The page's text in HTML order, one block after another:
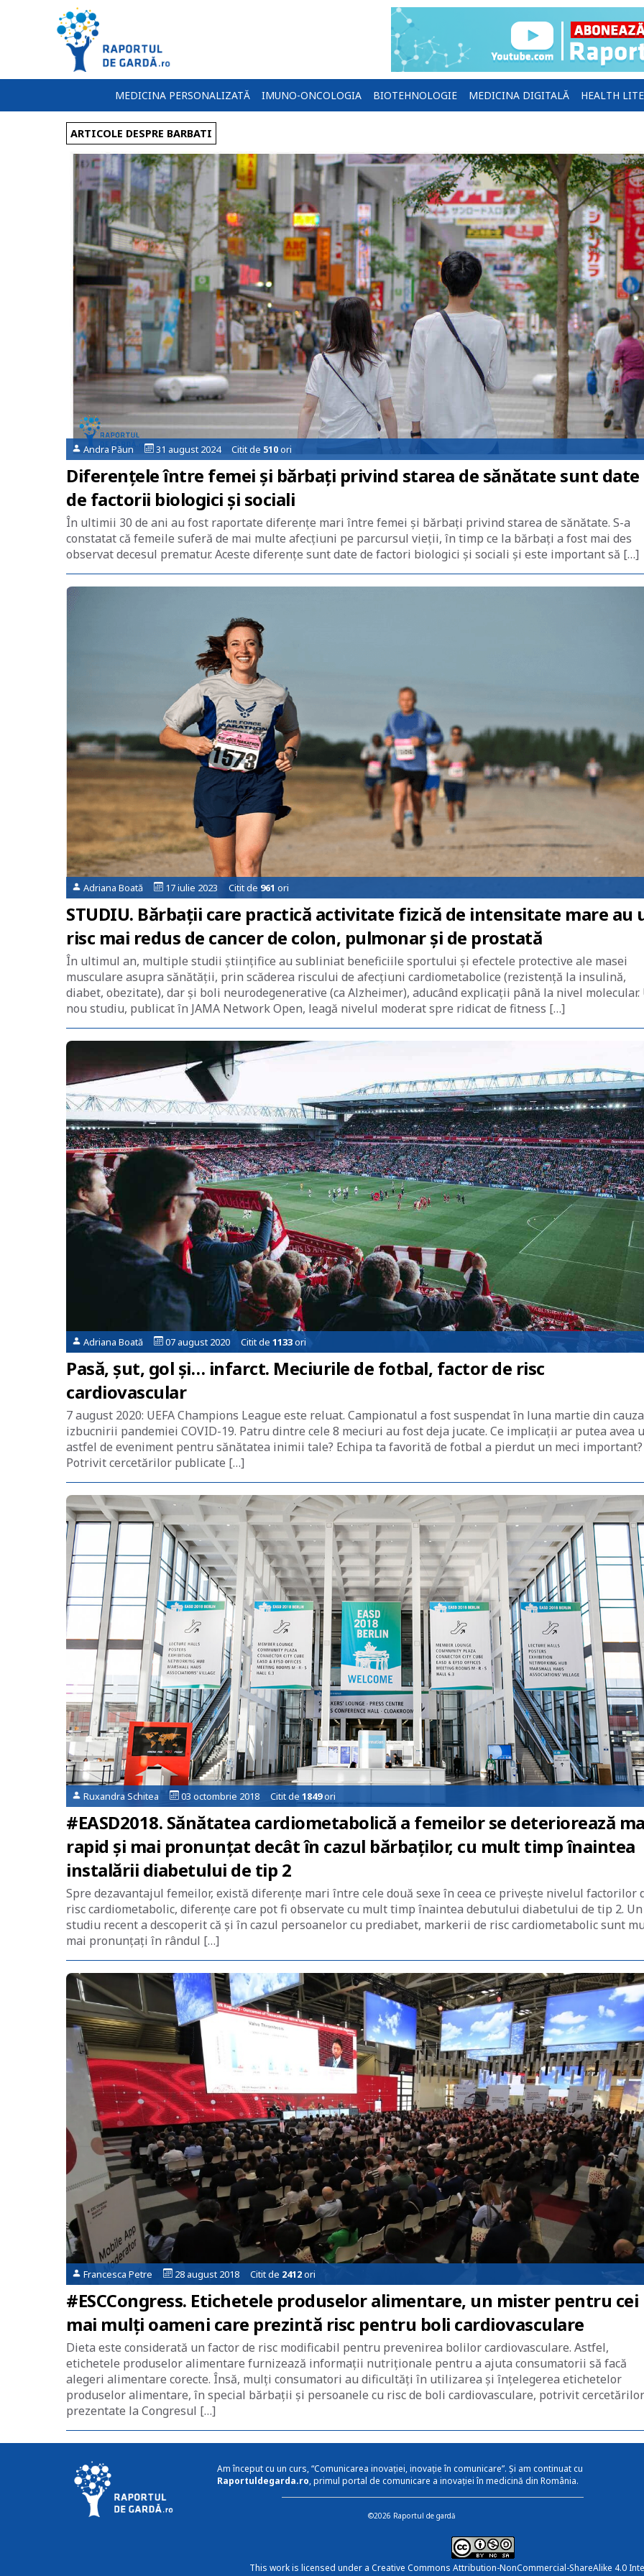
MEDICINA PERSONALIZATĂ IMUNO-ONCOLOGIA BIOTEHNOLOGIE MEDICINA DIGITALĂ HEALTH
ARTICOLE DESPRE BARBATI
Andra Păun 31 august 2024 Citit de 510ori
Diferențele între femei și bărbați privind starea de sănătate sunt date
de factorii biologici și sociali
În ultimii 30 de ani au fost raportate diferențe mari între femei și bărbați privind starea de sănătate. S-a
constatat că femeile suferă de mai multe afecțiuni pe parcursul vieții, în timp ce la bărbați a fost mai des
observat decesul prematur. Aceste diferențe sunt date de factori biologici și sociali și este important să […]
Adriana Boată 17 iulie 2023 Citit de 961 ori
STUDIU. Bărbații care practică activitate fizică de intensitate mare au
risc mai redus de cancer de colon, pulmonar și de prostată
În ultimul an, multiple studii științifice au subliniat beneficiile sportului și efectele protective ale masei
musculare asupra sănătății, prin scăderea riscului de afecțiuni cardiometabolice (rezistență la insulină,
diabet, obezitate), dar și boli neurodegenerative (ca Alzheimer), aducând explicații până la nivel molecular.
nou studiu, publicat în JAMA Network Open, leagă nivelul moderat spre ridicat de fitness […]
Adriana Boată 07 august 2020 Citit de 1133ori
Pasă, șut, gol și… infarct. Meciurile de fotbal, factor de risc
cardiovascular
7 august 2020: UEFA Champions League este reluat. Campionatul a fost suspendat în luna martie din cauza
izbucnirii pandemiei COVID-19. Patru dintre cele 8 meciuri au fost deja jucate. Ce implicații ar putea avea
astfel de eveniment pentru sănătatea inimii tale? Echipa ta favorită de fotbal a pierdut un meci important?
Potrivit cercetărilor publicate […]
Ruxandra Schitea 03 octombrie 2018 Citit de 1849ori
#EASD2018. Sănătatea cardiometabolică a femeilor se deteriorează
rapid și mai pronunțat decât în cazul bărbaților, cu mult timp înaintea
instalării diabetului de tip 2
Spre dezavantajul femeilor, există diferențe mari între cele două sexe în ceea ce privește nivelul factorilor
risc cardiometabolic, diferențe care pot fi observate cu mult timp înaintea debutului diabetului de tip 2. Un
studiu recent a descoperit că și în cazul persoanelor cu prediabet, markerii de risc cardiometabolic sunt
mai pronunțați în rândul […]
Francesca Petre 28 august 2018 Citit de 2412ori
#ESCCongress. Etichetele produselor alimentare, un mister pentru cei
mai mulți oameni care prezintă risc pentru boli cardiovasculare
Dieta este considerată un factor de risc modificabil pentru prevenirea bolilor cardiovasculare. Astfel,
etichetele produselor alimentare furnizează informații nutriționale pentru a ajuta consumatorii să facă
alegeri alimentare corecte. Însă, mulți consumatori au dificultăți în utilizarea și înțelegerea etichetelor
produselor alimentare, în special bărbații și persoanele cu risc de boli cardiovasculare, potrivit cercetărilor
prezentate la Congresul […]
Am început cu un curs, “Comunicarea inovației, inovație în comunicare”. Și am continuat cu
Raportuldegarda.ro, primul portal de comunicare a inovației în medicină din România.
©2026 Raportul de gardă
This work is licensed under a Creative Commons Attribution-NonCommercial-ShareAlike 4.0